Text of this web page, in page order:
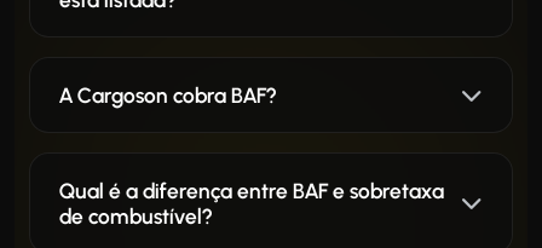
A Cargoson cobra BAF?
Qual é a diferença entre BAF e sobretaxa
de combustível?